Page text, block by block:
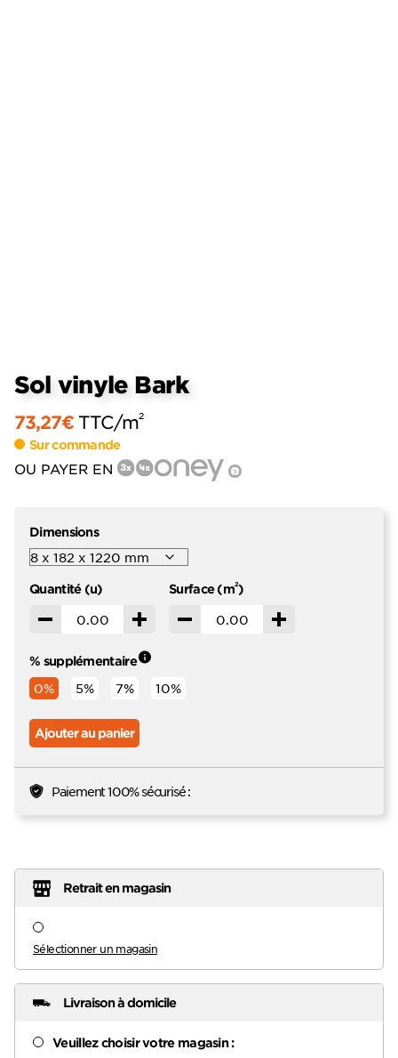
Sol vinyle Bark
73,27€ TTC/m2
Sur commande
OU PAYER EN ?
Dimensions
Quantité (u)
Décrémenter Incrémenter
Surface (m2)
Décrémenter Incrémenter
% supplémentaire
0% 5% 7% 10%
Ajouter au panier
Paiement 100% sécurisé :
Retrait en magasin
Sélectionner un magasin
Livraison à domicile
Veuillez choisir votre magasin :